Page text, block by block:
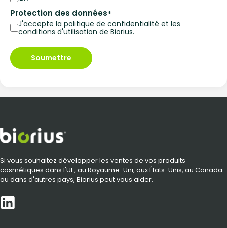
Protection des données*
J'accepte la politique de confidentialité et les
conditions d'utilisation de Biorius.
Soumettre
Si vous souhaitez développer les ventes de vos produits
cosmétiques dans l'UE, au Royaume-Uni, aux États-Unis, au Canada
ou dans d'autres pays, Biorius peut vous aider.